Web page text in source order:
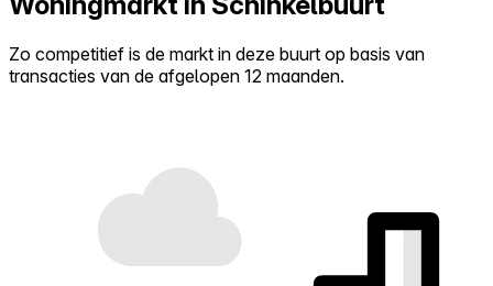
Zo competitief is de markt in deze buurt op basis van
transacties van de afgelopen 12 maanden.